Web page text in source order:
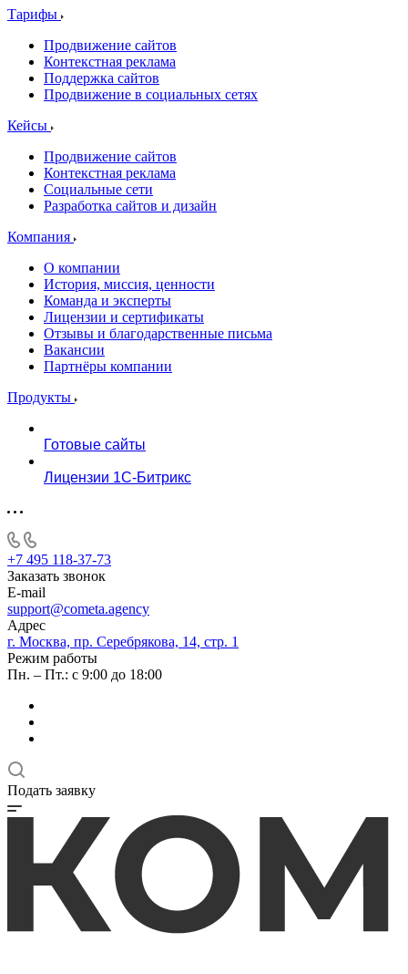
Тарифы
Продвижение сайтов
Контекстная реклама
Поддержка сайтов
Продвижение в социальных сетях
Кейсы
Продвижение сайтов
Контекстная реклама
Социальные сети
Разработка сайтов и дизайн
Компания
О компании
История, миссия, ценности
Команда и эксперты
Лицензии и сертификаты
Отзывы и благодарственные письма
Вакансии
Партнёры компании
Продукты
Готовые сайты
Лицензии 1С-Битрикс
+7 495 118-37-73
Заказать звонок
E-mail
support@cometa.agency
Адрес
г. Москва, пр. Серебрякова, 14, стр. 1
Режим работы
Пн. – Пт.: с 9:00 до 18:00
Подать заявку